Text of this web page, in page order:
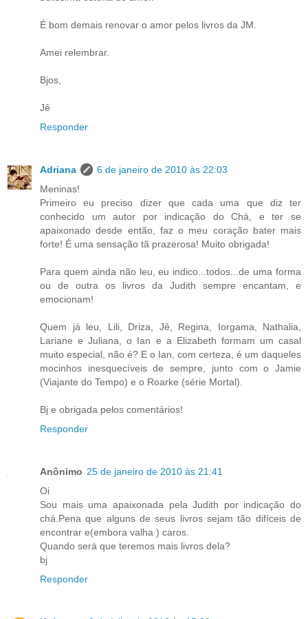
É bom demais renovar o amor pelos livros da JM.
Amei relembrar.
Bjos,
Jê
Responder
Adriana
6 de janeiro de 2010 às 22:03
Meninas!
Primeiro eu preciso dizer que cada uma que diz ter
conhecido um autor por indicação do Chá, e ter se
apaixonado desde então, faz o meu coração bater mais
forte! É uma sensação tã prazerosa! Muito obrigada!
Para quem ainda não leu, eu indico...todos...de uma forma
ou de outra os livros da Judith sempre encantam, e
emocionam!
Quem já leu, Lili, Driza, Jê, Regina, Iorgama, Nathalia,
Lariane e Juliana, o Ian e a Elizabeth formam um casal
muito especial, não é? E o Ian, com certeza, é um daqueles
mocinhos inesquecíveis de sempre, junto com o Jamie
(Viajante do Tempo) e o Roarke (série Mortal).
Bj e obrigada pelos comentários!
Responder
Anônimo 25 de janeiro de 2010 às 21:41
Oi
Sou mais uma apaixonada pela Judith por indicação do
chá.Pena que alguns de seus livros sejam tão difíceis de
encontrar e(embora valha ) caros.
Quando será que teremos mais livros dela?
bj
Responder